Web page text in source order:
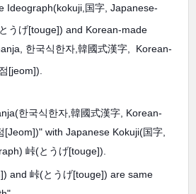
Ideograph(kokuji,国字, Japanese-
うげ[touge]) and Korean-made
한국식한자,韓國式漢字, Korean-
[jeom]).
한국식한자,韓國式漢字, Korean-
with Japanese Kokuji(国字,
峠(とうげ[touge]).
and 峠(とうげ[touge]) are same